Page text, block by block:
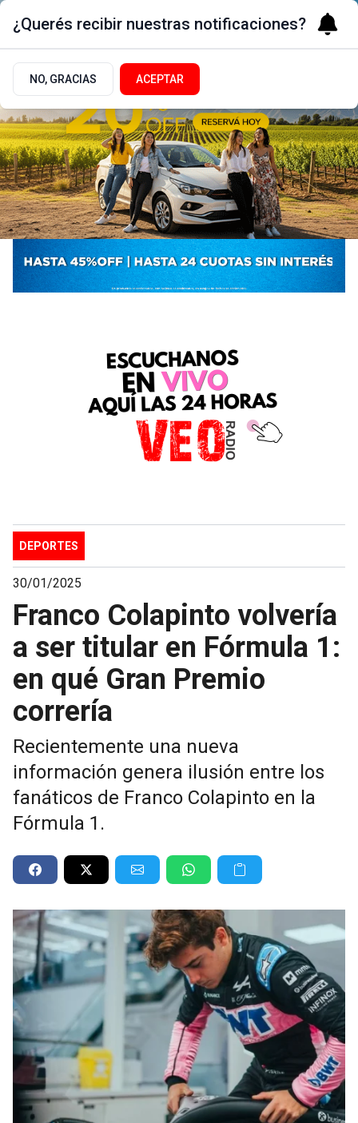
DEPORTES
30/01/2025
Franco Colapinto volvería
a ser titular en Fórmula 1:
en qué Gran Premio
correría
Recientemente una nueva
información genera ilusión entre los
fanáticos de Franco Colapinto en la
Fórmula 1.
¿Querés recibir nuestras notificaciones?
NO, GRACIAS ACEPTAR